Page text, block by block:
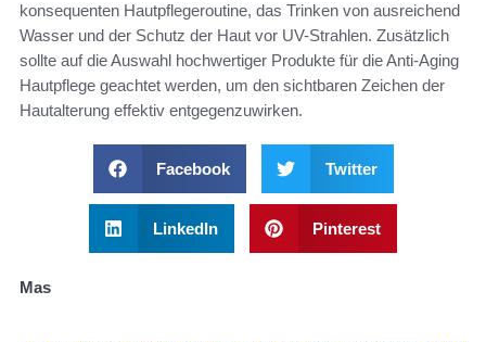
konsequenten Hautpflegeroutine, das Trinken von ausreichend
Wasser und der Schutz der Haut vor UV-Strahlen. Zusätzlich
sollte auf die Auswahl hochwertiger Produkte für die Anti-Aging
Hautpflege geachtet werden, um den sichtbaren Zeichen der
Hautalterung effektiv entgegenzuwirken.
Facebook Twitter
LinkedIn Pinterest
Mas